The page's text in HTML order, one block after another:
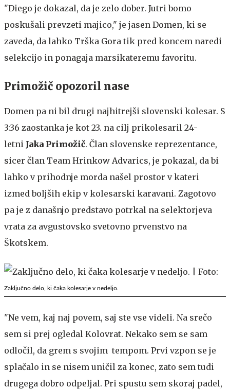
"Diego je dokazal, da je zelo dober. Jutri bomo
poskušali prevzeti majico," je jasen Domen, ki se
zaveda, da lahko Trška Gora tik pred koncem naredi
selekcijo in ponagaja marsikateremu favoritu.
Primožič opozoril nase
Domen pa ni bil drugi najhitrejši slovenski kolesar. S
3:36 zaostanka je kot 23. na cilj prikolesaril 24-
letni Jaka Primožič. Član slovenske reprezentance,
sicer član Team Hrinkow Advarics, je pokazal, da bi
lahko v prihodnje morda našel prostor v kateri
izmed boljših ekip v kolesarski karavani. Zagotovo
pa je z današnjo predstavo potrkal na selektorjeva
vrata za avgustovsko svetovno prvenstvo na
Škotskem.
Zaključno delo, ki čaka kolesarje v nedeljo.
"Ne vem, kaj naj povem, saj ste vse videli. Na srečo
sem si prej ogledal Kolovrat. Nekako sem se sam
odločil, da grem s svojim tempom. Prvi vzpon se je
splačalo in se nisem uničil za konec, zato sem tudi
drugega dobro odpeljal. Pri spustu sem skoraj padel,